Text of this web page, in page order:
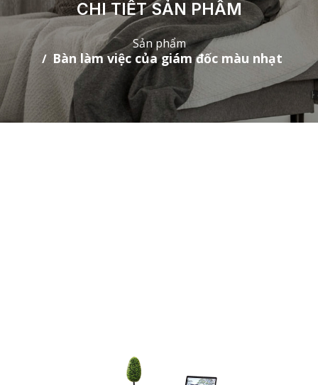
CHI TIẾT SẢN PHẨM
Sản phẩm
Bàn làm việc của giám đốc màu nhạt